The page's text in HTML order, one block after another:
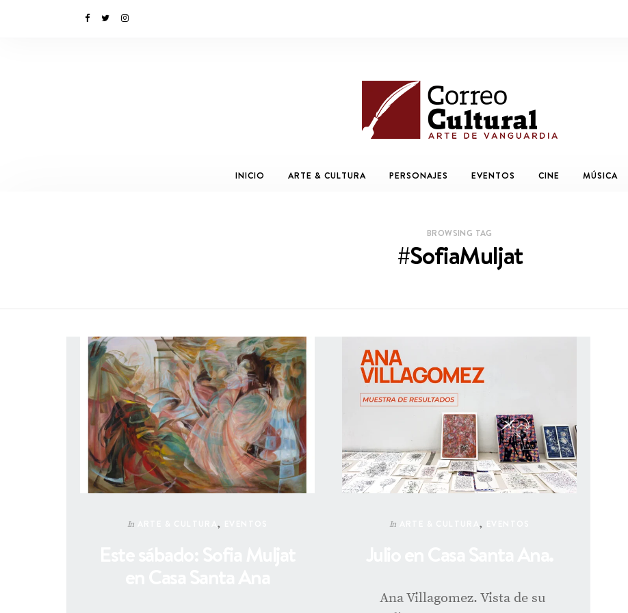
INICIO ARTE & CULTURA PERSONAJES EVENTOS CINE MÚSICA
BROWSING TAG
#SofiaMuljat
In ARTE & CULTURA, In ARTE & CULTURA,
Ana Villagomez. Vista de su